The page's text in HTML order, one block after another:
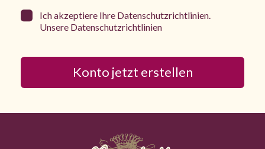
Ich akzeptiere Ihre Datenschutzrichtlinien.
Unsere Datenschutzrichtlinien